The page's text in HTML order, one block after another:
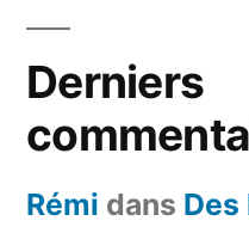
Derniers
Rémi dans Des